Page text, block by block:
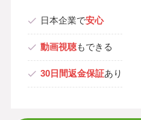
日本企業で安心
動画視聴もできる
30日間返金保証あり